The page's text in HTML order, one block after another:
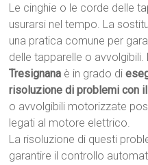
Le cinghie o le corde delle
usurarsi nel tempo. La
una pratica comune per
delle tapparelle o avvolgibili.
Tresignana è in grado di
risoluzione di problemi con
o avvolgibili motorizzate
legati al motore elettrico.
La risoluzione di questi
garantire il controllo